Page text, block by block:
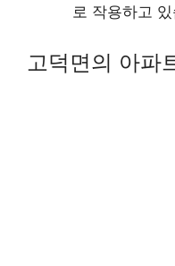
로 작용하고
고덕면의 아파